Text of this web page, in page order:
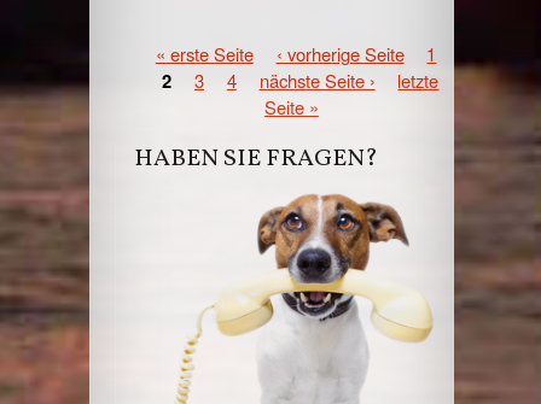
« erste Seite ‹ vorherige Seite 1
2 3 4 nächste Seite ›
letzte
Seite »
HABEN SIE FRAGEN?